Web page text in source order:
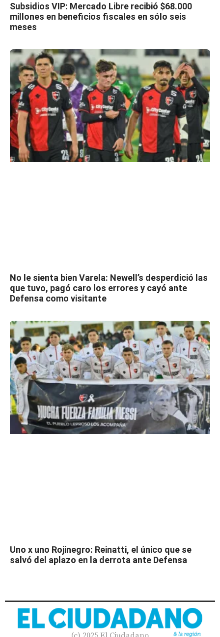
Subsidios VIP: Mercado Libre recibió $68.000
millones en beneficios fiscales en sólo seis
meses
No le sienta bien Varela: Newell’s desperdició las
que tuvo, pagó caro los errores y cayó ante
Defensa como visitante
Uno x uno Rojinegro: Reinatti, el único que se
salvó del aplazo en la derrota ante Defensa